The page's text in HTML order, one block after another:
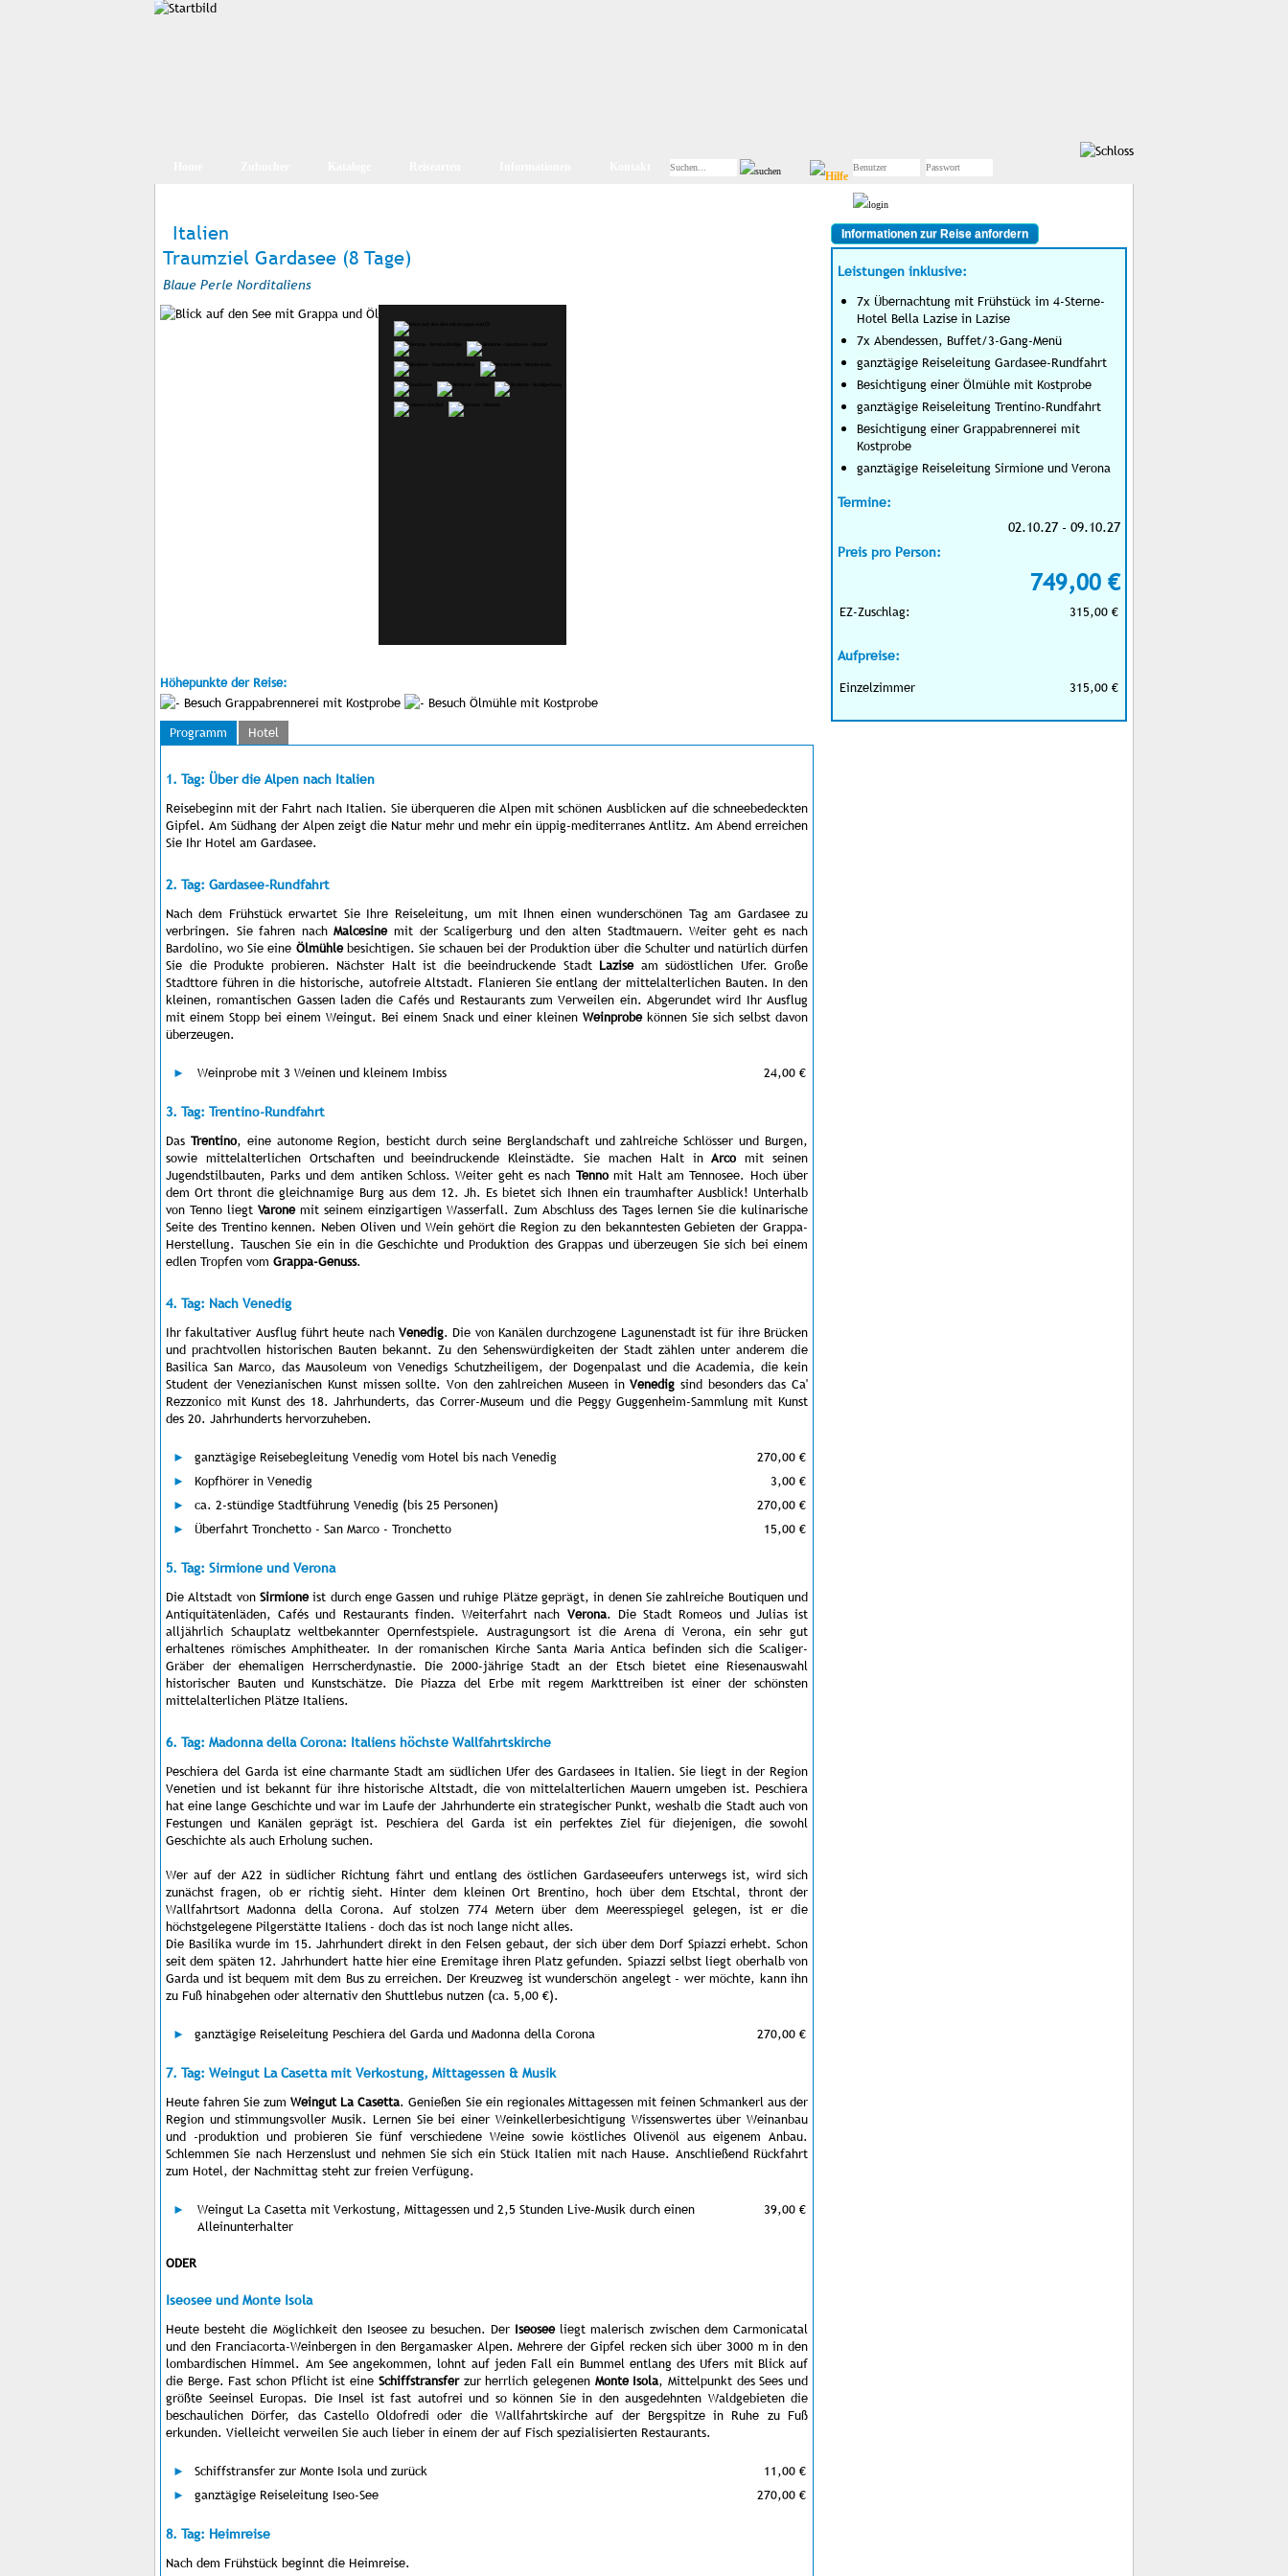
Italien
Traumziel Gardasee (8 Tage)
Blaue Perle Norditaliens
Höhepunkte der Reise:
Besuch Grappabrennerei mit Kostprobe
Besuch Ölmühle mit Kostprobe
Programm
Hotel
1. Tag: Über die Alpen nach Italien
Reisebeginn mit der Fahrt nach Italien. Sie überqueren die Alpen mit schönen Ausblicken auf die schneebedeckten
Gipfel. Am Südhang der Alpen zeigt die Natur mehr und mehr ein üppig-mediterranes Antlitz. Am Abend erreichen
Sie Ihr Hotel am Gardasee.
2. Tag: Gardasee-Rundfahrt
Nach dem Frühstück erwartet Sie Ihre Reiseleitung, um mit Ihnen einen wunderschönen Tag am Gardasee zu
verbringen. Sie fahren nachMalcesinemit der Scaligerburg und den alten Stadtmauern. Weiter geht es nach
Bardolino, wo Sie eine Ölmühlebesichtigen. Sie schauen bei der Produktion über die Schulter und natürlich dürfen
Sie die Produkte probieren. Nächster Halt ist die beeindruckende Stadt Laziseam südöstlichen Ufer. Große
Stadttore führen in die historische, autofreie Altstadt. Flanieren Sie entlang der mittelalterlichen Bauten. In den
kleinen, romantischen Gassen laden die Cafés und Restaurants zum Verweilen ein. Abgerundet wird Ihr Ausflug
mit einem Stopp bei einem Weingut. Bei einem Snack und einer kleinenWeinprobekönnen Sie sich selbst davon
überzeugen.
Weinprobe mit 3 Weinen und kleinem Imbiss 24,00 €
3. Tag: Trentino-Rundfahrt
Das Trentino, eine autonome Region, besticht durch seine Berglandschaft und zahlreiche Schlösser und Burgen,
sowie mittelalterlichen Ortschaften und beeindruckende Kleinstädte. Sie machen Halt inArco mit seinen
Jugendstilbauten, Parks und dem antiken Schloss. Weiter geht es nach Tennomit Halt am Tennosee. Hoch über
dem Ort thront die gleichnamige Burg aus dem 12. Jh. Es bietet sich Ihnen ein traumhafter Ausblick! Unterhalb
von Tenno liegt Varonemit seinem einzigartigen Wasserfall. Zum Abschluss des Tages lernen Sie die kulinarische
Seite des Trentino kennen. Neben Oliven und Wein gehört die Region zu den bekanntesten Gebieten der Grappa-
Herstellung. Tauschen Sie ein in die Geschichte und Produktion des Grappas und überzeugen Sie sich bei einem
edlen Tropfen vom Grappa-Genuss.
4. Tag: Nach Venedig
Ihr fakultativer Ausflug führt heute nach Venedig. Die von Kanälen durchzogene Lagunenstadt ist für ihre Brücken
und prachtvollen historischen Bauten bekannt. Zu den Sehenswürdigkeiten der Stadt zählen unter anderem die
Basilica San Marco, das Mausoleum von Venedigs Schutzheiligem, der Dogenpalast und die Academia, die kein
Student der Venezianischen Kunst missen sollte. Von den zahlreichen Museen inVenedig sind besonders das Ca'
Rezzonico mit Kunst des 18. Jahrhunderts, das Correr-Museum und die Peggy Guggenheim-Sammlung mit Kunst
des 20. Jahrhunderts hervorzuheben.
ganztägige Reisebegleitung Venedig vom Hotel bis nach Venedig
270,00 €
Kopfhörer in Venedig
3,00 €
ca. 2-stündige Stadtführung Venedig (bis 25 Personen)
270,00 €
Überfahrt Tronchetto - San Marco - Tronchetto
15,00 €
5. Tag: Sirmione und Verona
Die Altstadt vonSirmioneist durch enge Gassen und ruhige Plätze geprägt, in denen Sie zahlreiche Boutiquen und
Antiquitätenläden, Cafés und Restaurants finden. Weiterfahrt nach Verona. Die Stadt Romeos und Julias ist
alljährlich Schauplatz weltbekannter Opernfestspiele. Austragungsort ist die Arena di Verona, ein sehr gut
erhaltenes römisches Amphitheater. In der romanischen Kirche Santa Maria Antica befinden sich die Scaliger-
Gräber der ehemaligen Herrscherdynastie. Die 2000-jährige Stadt an der Etsch bietet eine Riesenauswahl
historischer Bauten und Kunstschätze. Die Piazza del Erbe mit regem Markttreiben ist einer der schönsten
mittelalterlichen Plätze Italiens.
6. Tag: Madonna della Corona: Italiens höchste Wallfahrtskirche
Peschiera del Garda ist eine charmante Stadt am südlichen Ufer des Gardasees in Italien. Sie liegt in der Region
Venetien und ist bekannt für ihre historische Altstadt, die von mittelalterlichen Mauern umgeben ist. Peschiera
hat eine lange Geschichte und war im Laufe der Jahrhunderte ein strategischer Punkt, weshalb die Stadt auch von
Festungen und Kanälen geprägt ist. Peschiera del Garda ist ein perfektes Ziel für diejenigen, die sowohl
Geschichte als auch Erholung suchen.
Wer auf der A22 in südlicher Richtung fährt und entlang des östlichen Gardaseeufers unterwegs ist, wird sich
zunächst fragen, ob er richtig sieht. Hinter dem kleinen Ort Brentino, hoch über dem Etschtal, thront der
Wallfahrtsort Madonna della Corona. Auf stolzen 774 Metern über dem Meeresspiegel gelegen, ist er die
höchstgelegene Pilgerstätte Italiens - doch das ist noch lange nicht alles.
Die Basilika wurde im 15. Jahrhundert direkt in den Felsen gebaut, der sich über dem Dorf Spiazzi erhebt. Schon
seit dem späten 12. Jahrhundert hatte hier eine Eremitage ihren Platz gefunden. Spiazzi selbst liegt oberhalb von
Garda und ist bequem mit dem Bus zu erreichen. Der Kreuzweg ist wunderschön angelegt - wer möchte, kann ihn
zu Fuß hinabgehen oder alternativ den Shuttlebus nutzen (ca. 5,00 €).
ganztägige Reiseleitung Peschiera del Garda und Madonna della Corona 270,00 €
7. Tag: Weingut La Casetta mit Verkostung, Mittagessen & Musik
Heute fahren Sie zumWeingut La Casetta. Genießen Sie ein regionales Mittagessen mit feinen Schmankerl aus der
Region und stimmungsvoller Musik. Lernen Sie bei einer Weinkellerbesichtigung Wissenswertes über Weinanbau
und -produktion und probieren Sie fünf verschiedene Weine sowie köstliches Olivenöl aus eigenem Anbau.
Schlemmen Sie nach Herzenslust und nehmen Sie sich ein Stück Italien mit nach Hause. Anschließend Rückfahrt
zum Hotel, der Nachmittag steht zur freien Verfügung.
Weingut La Casetta mit Verkostung, Mittagessen und 2,5 Stunden Live-Musik durch einen
Alleinunterhalter
39,00 €
ODER
Iseosee und Monte Isola
Heute besteht die Möglichkeit den Iseosee zu besuchen. Der Iseoseeliegt malerisch zwischen dem Carmonicatal
und den Franciacorta-Weinbergen in den Bergamasker Alpen. Mehrere der Gipfel recken sich über 3000 m in den
lombardischen Himmel. Am See angekommen, lohnt auf jeden Fall ein Bummel entlang des Ufers mit Blick auf
die Berge. Fast schon Pflicht ist eine Schiffstransferzur herrlich gelegenen Monte Isola, Mittelpunkt des Sees und
größte Seeinsel Europas. Die Insel ist fast autofrei und so können Sie in den ausgedehnten Waldgebieten die
beschaulichen Dörfer, das Castello Oldofredi oder die Wallfahrtskirche auf der Bergspitze in Ruhe zu Fuß
erkunden. Vielleicht verweilen Sie auch lieber in einem der auf Fisch spezialisierten Restaurants.
Schiffstransfer zur Monte Isola und zurück
11,00 €
ganztägige Reiseleitung Iseo-See
270,00 €
8. Tag: Heimreise
Nach dem Frühstück beginnt die Heimreise.
Informationen zur Reise anfordern
Leistungen inklusive:
7x Übernachtung mit Frühstück im 4-Sterne-
Hotel Bella Lazise in Lazise
7x Abendessen, Buffet/3-Gang-Menü
ganztägige Reiseleitung Gardasee-Rundfahrt
Besichtigung einer Ölmühle mit Kostprobe
ganztägige Reiseleitung Trentino-Rundfahrt
Besichtigung einer Grappabrennerei mit
Kostprobe
ganztägige Reiseleitung Sirmione und Verona
Termine:
02.10.27 - 09.10.27
Preis pro Person:
749,00 €
EZ-Zuschlag: 315,00 €
Aufpreise:
Einzelzimmer
315,00 €